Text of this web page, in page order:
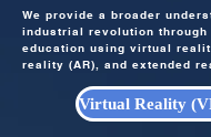
We provide a broader
industrial revolution through
education using virtual
reality (AR), and extended
Virtual Reality